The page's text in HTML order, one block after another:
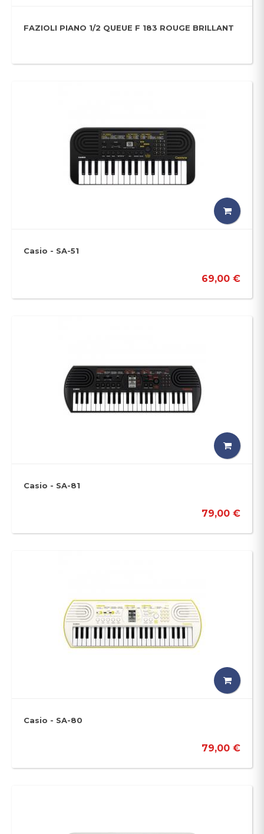
FAZIOLI PIANO 1/2 QUEUE F 183 ROUGE BRILLANT
Casio - SA-51
69,00 €
Casio - SA-81
79,00 €
Casio - SA-80
79,00 €